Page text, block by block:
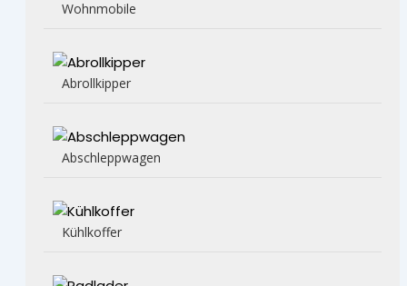
Wohnmobile
Abrollkipper
Abschleppwagen
Kühlkoffer